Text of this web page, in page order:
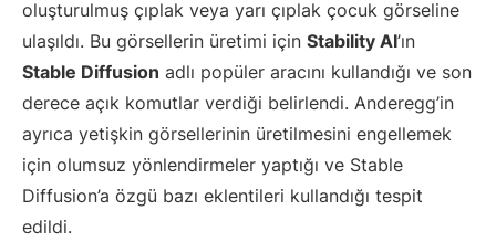
oluşturulmuş çıplak veya yarı çıplak çocuk görseline
ulaşıldı. Bu görsellerin üretimi için Stability AI’ın
Stable Diffusion adlı popüler aracını kullandığı ve son
derece açık komutlar verdiği belirlendi. Anderegg’in
ayrıca yetişkin görsellerinin üretilmesini engellemek
için olumsuz yönlendirmeler yaptığı ve Stable
Diffusion’a özgü bazı eklentileri kullandığı tespit
edildi.